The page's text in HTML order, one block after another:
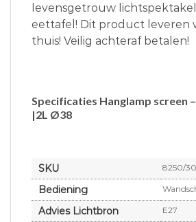
levensgetrouw
eettafel! Dit product leveren
thuis! Veilig achteraf betalen!
Specificaties Hanglamp screen
|2L Ø38
SKU 8250/30
Bediening
Advies Lichtbron E27